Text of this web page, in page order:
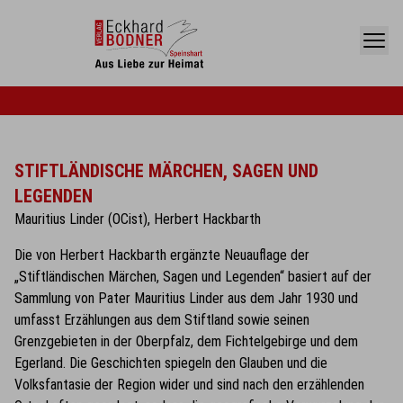
STIFTLÄNDISCHE MÄRCHEN, SAGEN UND
LEGENDEN
Mauritius Linder (OCist), Herbert Hackbarth
Die von Herbert Hackbarth ergänzte Neuauflage der
„Stiftländischen Märchen, Sagen und Legenden“ basiert auf der
Sammlung von Pater Mauritius Linder aus dem Jahr 1930 und
umfasst Erzählungen aus dem Stiftland sowie seinen
Grenzgebieten in der Oberpfalz, dem Fichtelgebirge und dem
Egerland. Die Geschichten spiegeln den Glauben und die
Volksfantasie der Region wider und sind nach den erzählenden